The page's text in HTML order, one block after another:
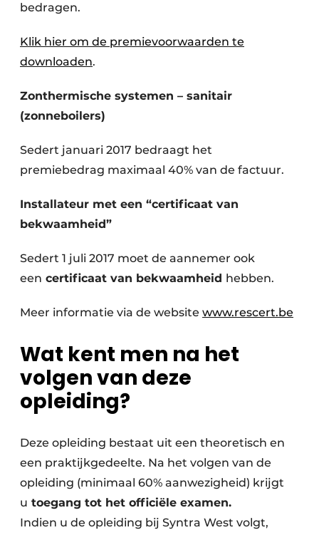
bedragen.
Klik hier om de premievoorwaarden te
downloaden.
Zonthermische systemen – sanitair
(zonneboilers)
Sedert januari 2017 bedraagt het
premiebedrag maximaal 40% van de factuur.
Installateur met een “certificaat van
bekwaamheid”
Sedert 1 juli 2017 moet de aannemer ook
een certificaat van bekwaamheid hebben.
Meer informatie via de website www.rescert.be
Wat kent men na het
volgen van deze
opleiding?
Deze opleiding bestaat uit een theoretisch en
een praktijkgedeelte. Na het volgen van de
opleiding (minimaal 60% aanwezigheid) krijgt
u toegang tot het officiële examen.
Indien u de opleiding bij Syntra West volgt,